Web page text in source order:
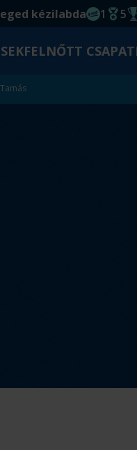
kézilabda
EHF
1 5
FELNŐTT CSAPAT